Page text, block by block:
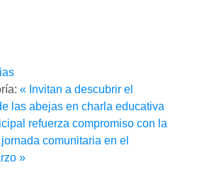
« Invitan a descubrir el
las abejas en charla educativa
refuerza compromiso con la
comunitaria en el
»